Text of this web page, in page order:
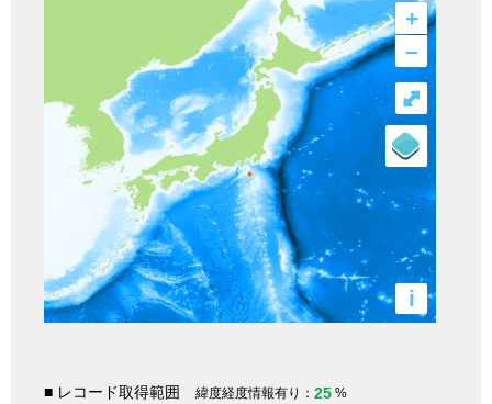
+
–
i
⤢
■ レコード取得範囲 緯度経度情報有り： 25 %